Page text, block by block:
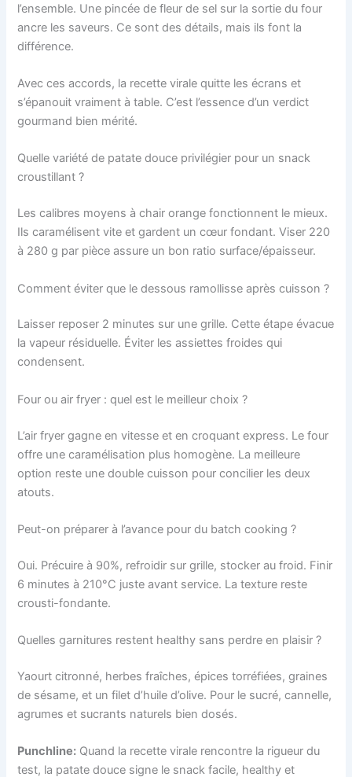
l’ensemble. Une pincée de fleur de sel sur la sortie du four
ancre les saveurs. Ce sont des détails, mais ils font la
différence.
Avec ces accords, la recette virale quitte les écrans et
s’épanouit vraiment à table. C’est l’essence d’un verdict
gourmand bien mérité.
Quelle variété de patate douce privilégier pour un snack
croustillant ?
Les calibres moyens à chair orange fonctionnent le mieux.
Ils caramélisent vite et gardent un cœur fondant. Viser 220
à 280 g par pièce assure un bon ratio surface/épaisseur.
Comment éviter que le dessous ramollisse après cuisson ?
Laisser reposer 2 minutes sur une grille. Cette étape évacue
la vapeur résiduelle. Éviter les assiettes froides qui
condensent.
Four ou air fryer : quel est le meilleur choix ?
L’air fryer gagne en vitesse et en croquant express. Le four
offre une caramélisation plus homogène. La meilleure
option reste une double cuisson pour concilier les deux
atouts.
Peut-on préparer à l’avance pour du batch cooking ?
Oui. Précuire à 90%, refroidir sur grille, stocker au froid. Finir
6 minutes à 210°C juste avant service. La texture reste
crousti-fondante.
Quelles garnitures restent healthy sans perdre en plaisir ?
Yaourt citronné, herbes fraîches, épices torréfiées, graines
de sésame, et un filet d’huile d’olive. Pour le sucré, cannelle,
agrumes et sucrants naturels bien dosés.
Punchline: Quand la recette virale rencontre la rigueur du
test, la patate douce signe le snack facile, healthy et